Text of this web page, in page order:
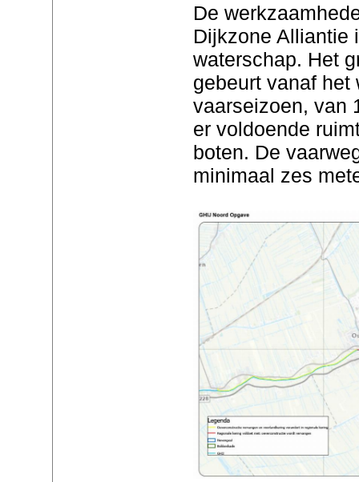
De
Dijkzone Alliantie
waterschap. Het
gebeurt vanaf het
vaarseizoen, van
er voldoende
boten. De
minimaal zes